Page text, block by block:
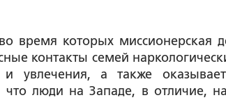
которых миссионерская
контакты семей
увлечения, а также
что люди на Западе, в отличие,